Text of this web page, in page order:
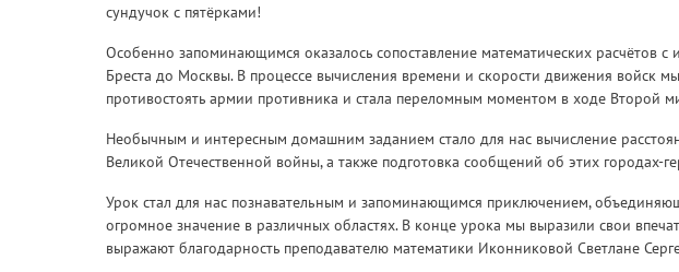
сундучок с пятёрками!
Особенно запоминающимся оказалось сопоставление математических расчётов
Бреста до Москвы. В процессе вычисления времени и скорости движения войск
противостоять армии противника и стала переломным моментом в ходе Второй
Необычным и интересным домашним заданием стало для нас вычисление
Великой Отечественной войны, а также подготовка сообщений об этих городах-
Урок стал для нас познавательным и запоминающимся приключением,
огромное значение в различных областях. В конце урока мы выразили свои
выражают благодарность преподавателю математики Иконниковой Светлане